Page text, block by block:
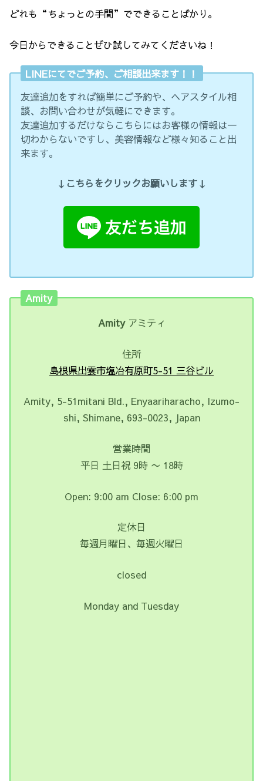
どれも“ちょっとの手間”でできることばかり。
今日からできることぜひ試してみてくださいね！
LINEにてでご予約、ご相談出来ます！！
友達追加をすれば簡単にご予約や、ヘアスタイル相
談、お問い合わせが気軽にできます。
友達追加するだけならこちらにはお客様の情報は一
切わからないですし、美容情報など様々知ること出
来ます。
↓こちらをクリックお願いします↓
Amity
Amityアミティ
住所
島根県出雲市塩冶有原町5-51 三谷ビル
Amity, 5-51mitani Bld., Enyaariharacho, Izumo-
shi, Shimane, 693-0023, Japan
営業時間
平日 土日祝 9時 〜 18時
Open: 9:00 am Close: 6:00 pm
定休日
毎週月曜日、毎週火曜日
closed
Monday and Tuesday